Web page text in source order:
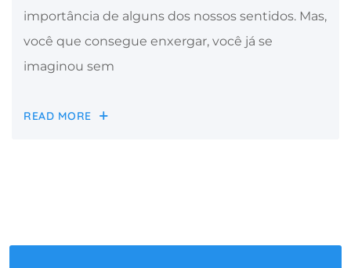
importância de alguns dos nossos sentidos. Mas,
você que consegue enxergar, você já se
imaginou sem
READ MORE